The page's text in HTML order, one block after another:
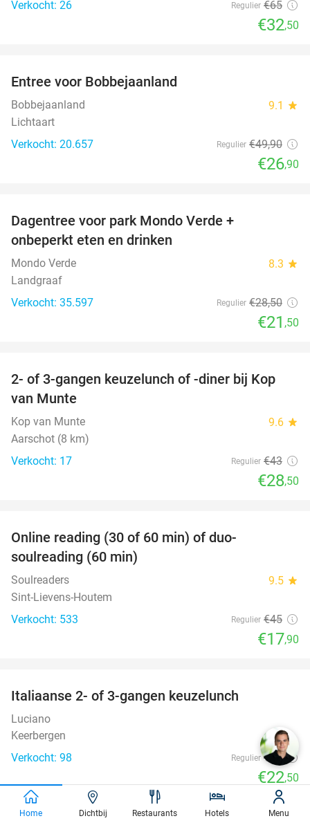
Verkocht: 26
Regulier €65
€32,50
Entree voor Bobbejaanland
Bobbejaanland 9.1 star
Lichtaart
Verkocht: 20.657
Regulier €49,90
€26,90
Dagentree voor park Mondo Verde +
onbeperkt eten en drinken
Mondo Verde 8.3 star
Landgraaf
Verkocht: 35.597
Regulier €28,50
€21 ,50
34%
2- of 3-gangen keuzelunch of -diner bij Kop
van Munte
Kop van Munte 9.6 star
Aarschot (8 km)
Verkocht: 17
Regulier €43
€28,50
Online reading (30 of 60 min) of duo-
soulreading (60 min)
Soulreaders 9.5 star
Sint-Lievens-Houtem
Verkocht: 533
Regulier €45
€17,90
Italiaanse 2- of 3-gangen keuzelunch
Luciano
Keerbergen
Verkocht: 98
Regulier €39
€22,50
favorite_border
Home Dichtbij Restaurants Hotels Menu